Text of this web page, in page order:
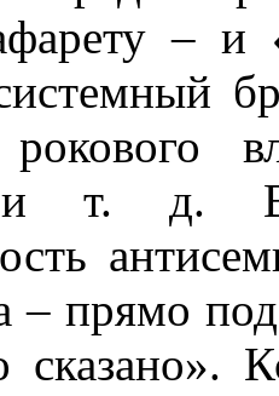
– и
рокового
т. д. В
– прямо